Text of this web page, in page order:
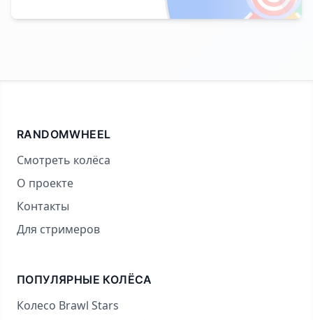
RANDOMWHEEL
Смотреть колёса
О проекте
Контакты
Для стримеров
ПОПУЛЯРНЫЕ КОЛЁСА
Колесо Brawl Stars